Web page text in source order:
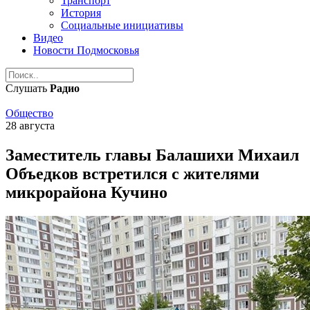
История
Социальные инициативы
Видео
Новости Подмосковья
Слушать Радио
Общество
28 августа
Заместитель главы Балашихи Михаил
Объедков встретился с жителями
микрорайона Кучино